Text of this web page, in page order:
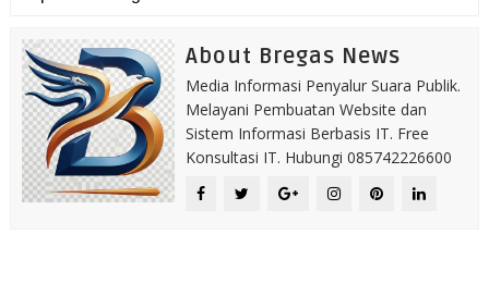
About Bregas News
Media Informasi Penyalur Suara Publik.
Melayani Pembuatan Website dan
Sistem Informasi Berbasis IT. Free
Konsultasi IT. Hubungi 085742226600